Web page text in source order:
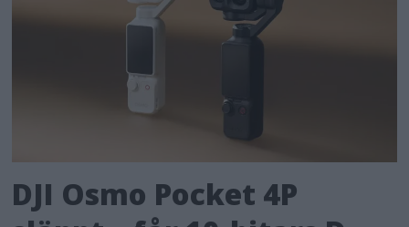
DJI Osmo Pocket 4P